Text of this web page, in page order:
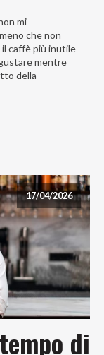
mi
che non
caffè più inutile
mentre
della
17/04/2026
di